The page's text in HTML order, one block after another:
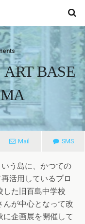
BASE
Mail SMS
う島に、かつての
活用しているプロ
した旧百島中学校
んが中心となって改
企画展を開催して